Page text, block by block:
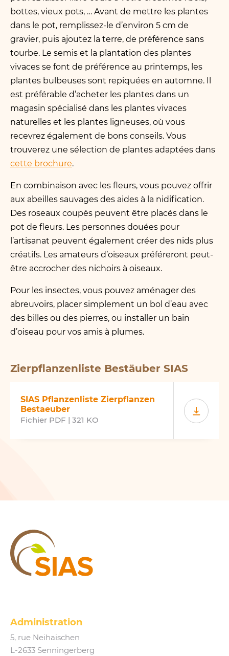
bottes, vieux pots, … Avant de mettre les plantes
dans le pot, remplissez-le d’environ 5 cm de
gravier, puis ajoutez la terre, de préférence sans
tourbe. Le semis et la plantation des plantes
vivaces se font de préférence au printemps, les
plantes bulbeuses sont repiquées en automne. Il
est préférable d’acheter les plantes dans un
magasin spécialisé dans les plantes vivaces
naturelles et les plantes ligneuses, où vous
recevrez également de bons conseils. Vous
trouverez une sélection de plantes adaptées dans
cette brochure.
En combinaison avec les fleurs, vous pouvez offrir
aux abeilles sauvages des aides à la nidification.
Des roseaux coupés peuvent être placés dans le
pot de fleurs. Les personnes douées pour
l’artisanat peuvent également créer des nids plus
créatifs. Les amateurs d’oiseaux préféreront peut-
être accrocher des nichoirs à oiseaux.
Pour les insectes, vous pouvez aménager des
abreuvoirs, placer simplement un bol d’eau avec
des billes ou des pierres, ou installer un bain
d’oiseau pour vos amis à plumes.
Zierpflanzenliste Bestäuber SIAS
SIAS Pflanzenliste Zierpflanzen
Bestaeuber
Fichier PDF | 321 KO
Administration
5, rue Neihaischen
L‑2633 Senningerberg